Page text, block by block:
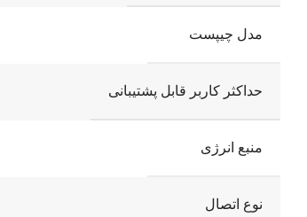
مدل چیپست
حداکثر کاربر قابل پشتیبانی
منبع انرژی
نوع اتصال
Telegram